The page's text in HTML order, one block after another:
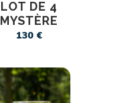
LOT DE 4
MYSTÈRE
130 €